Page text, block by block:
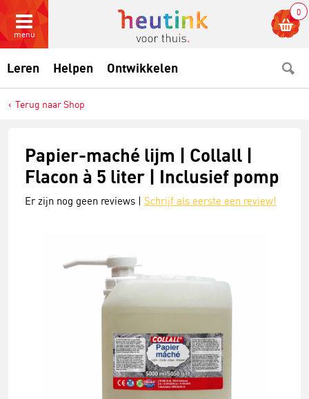
menu
0
Leren Helpen Ontwikkelen
Terug naar Shop
Papier-maché lijm | Collall |
Flacon à 5 liter | Inclusief pomp
Er zijn nog geen reviews | Schrijf als eerste een review!